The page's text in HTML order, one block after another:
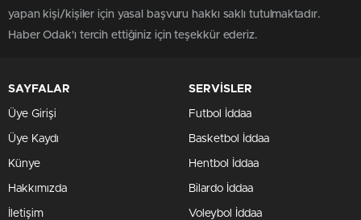
yapan kişi/kişiler için yasal başvuru hakkı saklı tutulmaktadır.
Haber Odak'ı tercih ettiğiniz için teşekkür ederiz.
SAYFALAR
Üye Girişi
Üye Kaydı
Künye
Hakkımızda
İletişim
SERVİSLER
Futbol İddaa
Basketbol İddaa
Hentbol İddaa
Bilardo İddaa
Voleybol İddaa